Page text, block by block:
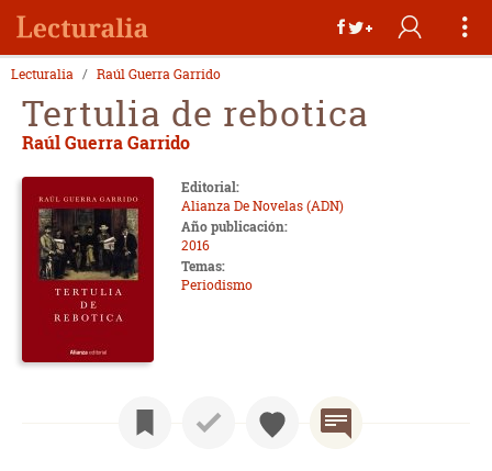
Lecturalia Raúl Guerra Garrido
Tertulia de rebotica
Raúl Guerra Garrido
Editorial:
Alianza De Novelas (ADN)
Año publicación:
2016
Temas:
Periodismo